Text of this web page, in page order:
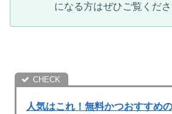
になる方はぜひご覧くださ
人気はこれ！無料かつおすすめ